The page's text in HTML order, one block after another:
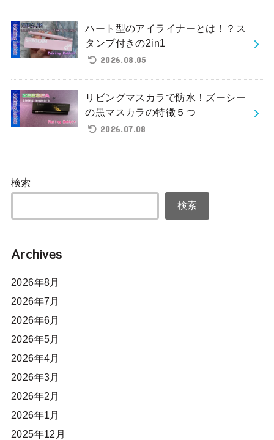
ハート型のアイライナーとは！？ス
タンプ付きの2in1
2026.08.05
リビングマスカラで防水！ズーシー
の黒マスカラの特徴５つ
2026.07.08
検索
検索
Archives
2026年8月
2026年7月
2026年6月
2026年5月
2026年4月
2026年3月
2026年2月
2026年1月
2025年12月